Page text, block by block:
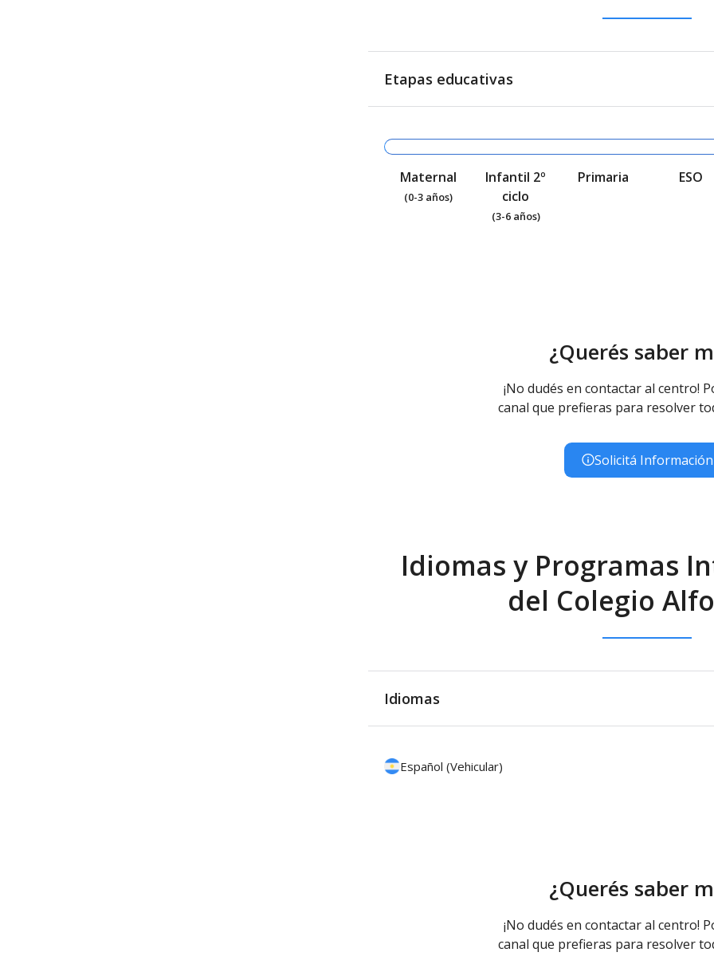
Etapas educativas
Maternal
(0-3 años)
Infantil 2º
ciclo
(3-6 años)
Primaria ESO
¿Querés saber
¡No dudés en contactar al centro!
canal que prefieras para resolver
Solicitá Información
Idiomas y Programas
del Colegio
Idiomas
Español (Vehicular)
¿Querés saber
¡No dudés en contactar al centro!
canal que prefieras para resolver